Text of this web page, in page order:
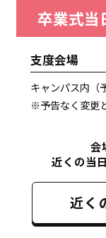
卒業式当
支度会場
キャンパス内（
※予告なく変更
会
近くの当
近く